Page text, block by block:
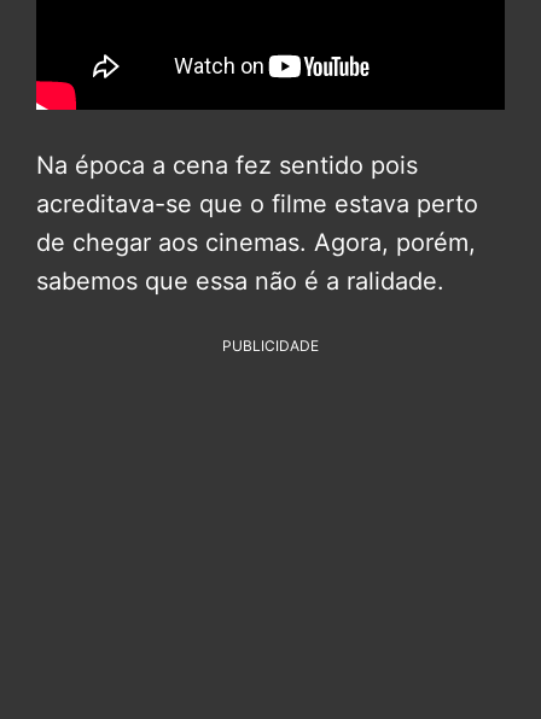
Na época a cena fez sentido pois
acreditava-se que o filme estava perto
de chegar aos cinemas. Agora, porém,
sabemos que essa não é a ralidade.
PUBLICIDADE